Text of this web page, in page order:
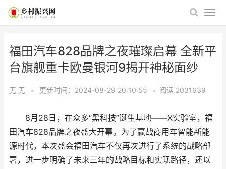
福田汽车828品牌之夜璀璨启幕 全新平
台旗舰重卡欧曼银河9揭开神秘面纱 ​
无 无 • 更新时间：2024-08-29 20:10:55 • 阅读 2031639
8月28日，在众多“黑科技”诞生基地——X实验室，福
田汽车828品牌之夜盛大开幕。为了赢战商用车智能新能
源时代，本次盛会福田汽车不仅再次进行了系统的战略部
署，进一步明确了未来三年的战略目标和实现路径，还以